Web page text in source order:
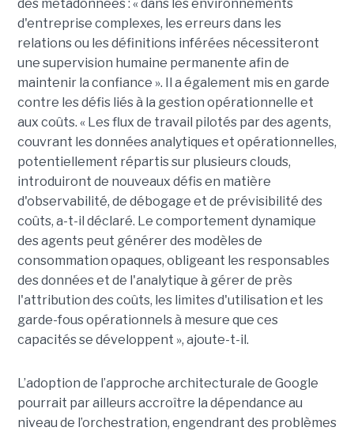
des métadonnées : « dans les environnements
d'entreprise complexes, les erreurs dans les
relations ou les définitions inférées nécessiteront
une supervision humaine permanente afin de
maintenir la confiance ». Il a également mis en garde
contre les défis liés à la gestion opérationnelle et
aux coûts. « Les flux de travail pilotés par des agents,
couvrant les données analytiques et opérationnelles,
potentiellement répartis sur plusieurs clouds,
introduiront de nouveaux défis en matière
d'observabilité, de débogage et de prévisibilité des
coûts, a-t-il déclaré. Le comportement dynamique
des agents peut générer des modèles de
consommation opaques, obligeant les responsables
des données et de l'analytique à gérer de près
l'attribution des coûts, les limites d'utilisation et les
garde-fous opérationnels à mesure que ces
capacités se développent », ajoute-t-il.
L’adoption de l’approche architecturale de Google
pourrait par ailleurs accroître la dépendance au
niveau de l’orchestration, engendrant des problèmes